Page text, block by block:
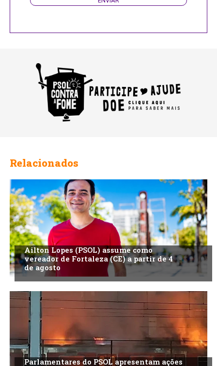
Relacionados
Ailton Lopes (PSOL) assume como
vereador de Fortaleza (CE) a partir de 4
de agosto
Parlamentares do PSOL apresentam ações